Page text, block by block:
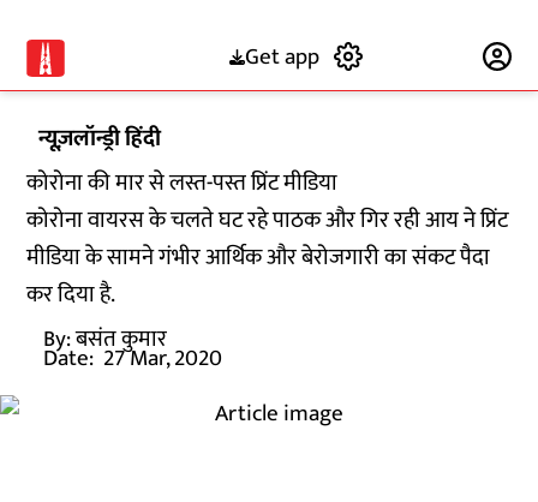
Get app
न्यूज़लॉन्ड्री हिंदी
कोरोना की मार से लस्त-पस्त प्रिंट मीडिया
कोरोना वायरस के चलते घट रहे पाठक और गिर रही आय ने प्रिंट
मीडिया के सामने गंभीर आर्थिक और बेरोजगारी का संकट पैदा
कर दिया है.
By:बसंत कुमार
Date: 27 Mar, 2020